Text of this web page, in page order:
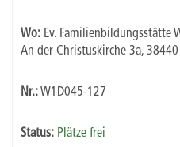
Wo: Ev. Familienbildungsstätte
An der Christuskirche 3a,
Nr.:W1D045-127
Status: Plätze frei